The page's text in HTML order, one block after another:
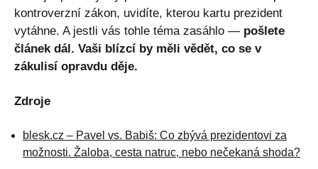
kontroverzní zákon, uvidíte, kterou kartu prezident
vytáhne. A jestli vás tohle téma zasáhlo — pošlete
článek dál. Vaši blízcí by měli vědět, co se v
zákulisí opravdu děje.
Zdroje
blesk.cz – Pavel vs. Babiš: Co zbývá prezidentovi za
možnosti. Žaloba, cesta natruc, nebo nečekaná shoda?